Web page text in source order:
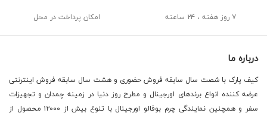
۷ روز هفته ، ۲۴ ساعته امکان پرداخت در محل
درباره ما
کیف پارک با شصت سال سابقه فروش حضوری و هشت سال سابقه فروش اینترنتی
عرضه کننده انواع برندهای اورجینال و مطرح روز دنیا در زمینه چمدان و تجهیزات
سفر و همچنین نمایندگی چرم بوفالو اورجینال با تنوع بیش از ۱۲۰۰۰ محصول از